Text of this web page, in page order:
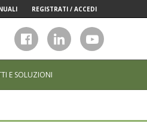
REGISTRATI / ACCEDI
E SOLUZIONI